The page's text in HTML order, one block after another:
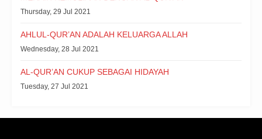
Thursday, 29 Jul 2021
AHLUL-QUR’AN ADALAH KELUARGA ALLAH
Wednesday, 28 Jul 2021
AL-QUR’AN CUKUP SEBAGAI HIDAYAH
Tuesday, 27 Jul 2021